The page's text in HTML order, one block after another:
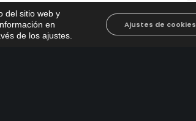
del sitio web y
en
de los ajustes
Ajustes de cookies